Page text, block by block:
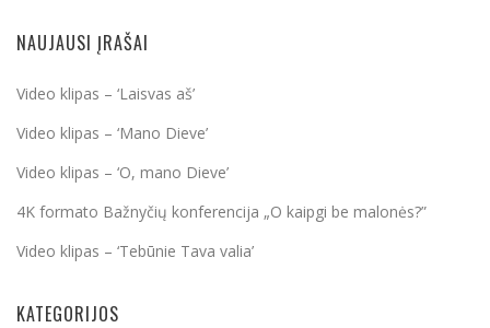
NAUJAUSI ĮRAŠAI
Video klipas – ‘Laisvas aš’
Video klipas – ‘Mano Dieve’
Video klipas – ‘O, mano Dieve’
4K formato Bažnyčių konferencija „O kaipgi be malonės?”
Video klipas – ‘Tebūnie Tava valia’
KATEGORIJOS